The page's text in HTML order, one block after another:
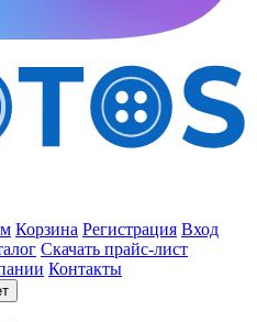
Корзина Регистрация Вход
Скачать прайс-лист
Контакты